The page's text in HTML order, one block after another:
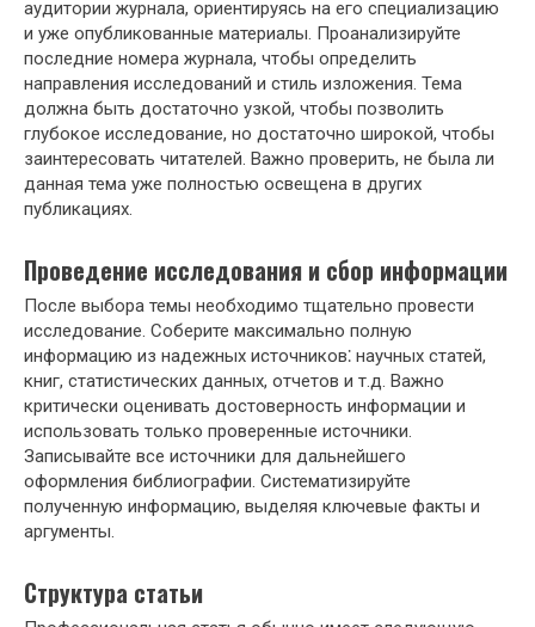
аудитории журнала, ориентируясь на его специализацию
и уже опубликованные материалы. Проанализируйте
последние номера журнала, чтобы определить
направления исследований и стиль изложения. Тема
должна быть достаточно узкой, чтобы позволить
глубокое исследование, но достаточно широкой, чтобы
заинтересовать читателей. Важно проверить, не была ли
данная тема уже полностью освещена в других
публикациях.
Проведение исследования и сбор информации
После выбора темы необходимо тщательно провести
исследование. Соберите максимально полную
информацию из надежных источников⁚ научных статей,
книг, статистических данных, отчетов и т.д. Важно
критически оценивать достоверность информации и
использовать только проверенные источники.
Записывайте все источники для дальнейшего
оформления библиографии. Систематизируйте
полученную информацию, выделяя ключевые факты и
аргументы.
Структура статьи